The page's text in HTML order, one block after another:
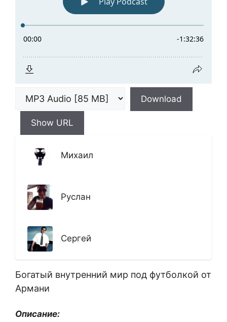
Download
Show URL
Михаил
Руслан
Сергей
Богатый внутренний мир под футболкой от
Армани
Описание: